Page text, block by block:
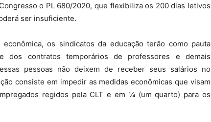
o PL 680/2020, que flexibiliza os 200 dias letivos
ser insuficiente.
os sindicatos da educação terão como pauta
dos contratos temporários de professores e demais
pessoas não deixem de receber seus salários no
consiste em impedir as medidas econômicas que visam
regidos pela CLT e em ¼ (um quarto) para os